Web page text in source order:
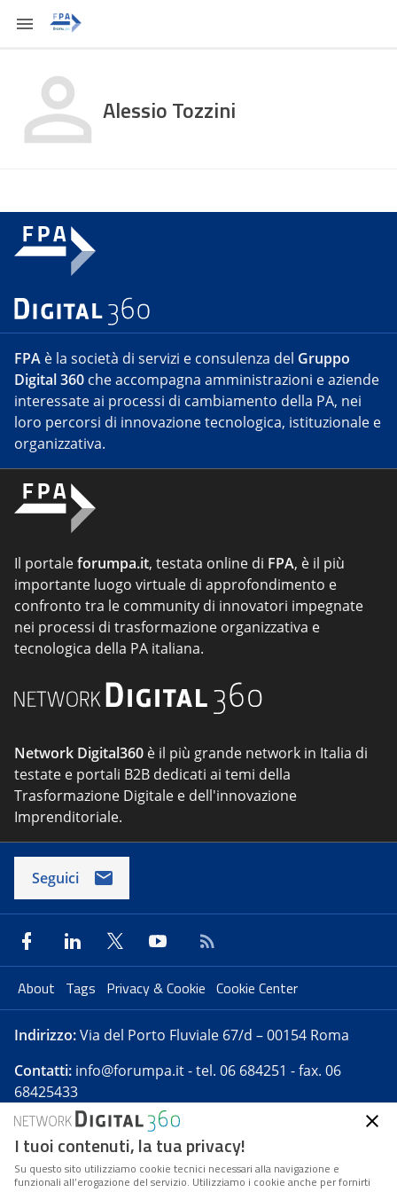
Alessio Tozzini
FPA è la società di servizi e consulenza del Gruppo
Digital 360 che accompagna amministrazioni e aziende
interessate ai processi di cambiamento della PA, nei
loro percorsi di innovazione tecnologica, istituzionale e
organizzativa.
Il portaleforumpa.it, testata online di FPA, è il più
importante luogo virtuale di approfondimento e
confronto tra le community di innovatori impegnate
nei processi di trasformazione organizzativa e
tecnologica della PA italiana.
Network Digital360 è il più grande network in Italia di
testate e portali B2B dedicati ai temi della
Trasformazione Digitale e dell'innovazione
Imprenditoriale.
Seguici
About Tags Privacy & Cookie Cookie Center
Indirizzo:Via del Porto Fluviale 67/d – 00154 Roma
Contatti: info@forumpa.it- tel. 06 684251 - fax. 06
68425433
Forumpa.itè una pubblicazione telematica iscritta
presso Registro della stampa del Tribunale di Roma -
Reg. n. 182 del 2 maggio 2008 - Direttore resp. Michela
I tuoi contenuti, la tua privacy!
Su questo sito utilizziamo cookie tecnici necessari alla navigazione e
funzionali all’erogazione del servizio. Utilizziamo i cookie anche per fornirti